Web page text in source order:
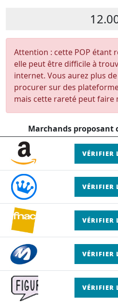
Attention : cette POP étant
elle peut être difficile à
internet. Vous aurez plus
procurer sur des
mais cette rareté peut faire
Marchands proposant
VÉRIFIER
VÉRIFIER
VÉRIFIER
VÉRIFIER
VÉRIFIER